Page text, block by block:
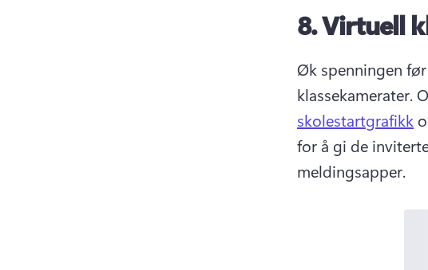
8.Virtuell
Øk spenningen
klassekamerater.
skolestartgrafikk
for å gi de
meldingsapper.